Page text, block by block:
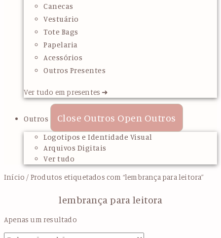
Canecas
Vestuário
Tote Bags
Papelaria
Acessórios
Outros Presentes
Ver tudo em presentes ➜
Outros Close Outros Open Outros
Logotipos e Identidade Visual
Arquivos Digitais
Ver tudo
Início / Produtos etiquetados com “lembrança para leitora”
lembrança para leitora
Apenas um resultado